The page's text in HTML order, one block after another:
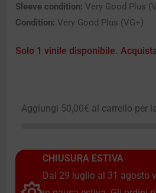
Sleeve condition: Very Good Plus
Condition: Very Good Plus (VG+)
Solo 1 vinile disponibile.
Aggiungi 50,00€ al carrello per
CHIUSURA ESTIVA
Dal 29 luglio al 31 agosto